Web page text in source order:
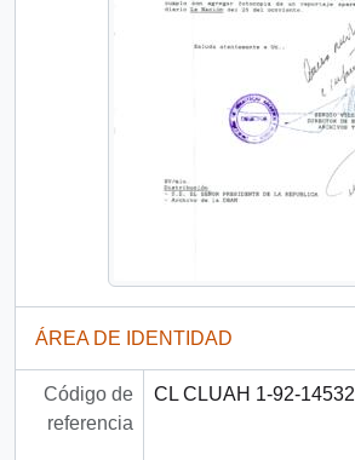
ÁREA DE IDENTIDAD
Código de
referencia
CL CLUAH 1-92-14532